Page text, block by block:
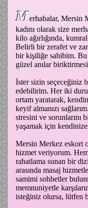
Merhabalar, Mersin
kadını olarak size
kilo ağırlığında,
Belirli bir zerafet ve
bir kişiliğe sahibim.
güzel anılar
İster sizin seçeceğiniz
edebilirim. Her iki
ortam yaratarak,
keyif almanızı
stresini ve sorunlarını
yaşamak için
Mersin Merkez eskort
hizmet veriyorum.
rahatlama sunan bir
arasında masaj
samimi sohbetler
memnuniyetle
isteğiniz olursa, lütfen